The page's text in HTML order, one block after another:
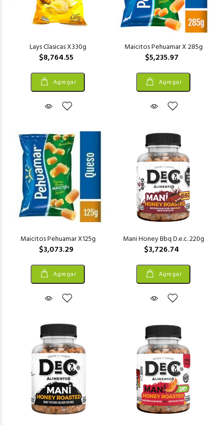
Lays Clasicas X330g
$8,764.55
Agregar
Maicitos Pehuamar X 285g
$5,235.97
Agregar
Maicitos Pehuamar X125g
$3,073.29
Agregar
Mani Honey Bbq D.e.c. 220g
$3,726.74
Agregar